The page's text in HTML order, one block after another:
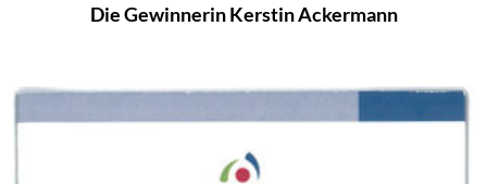
Die Gewinnerin Kerstin Ackermann